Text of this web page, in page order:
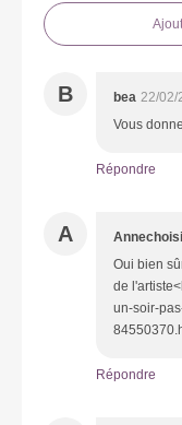
B bea 22/02/
Vous
Répondre
A
Oui bien
de
un-soir-
Répondre